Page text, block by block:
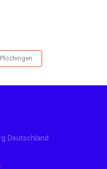
Deutschland